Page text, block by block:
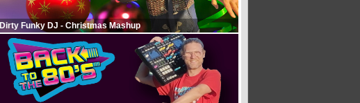
Dirty Funky DJ - Christmas Mashup